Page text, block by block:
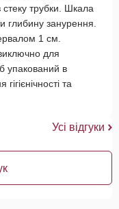
стеку трубки. Шкала
глибину занурення.
1 см.
для
упакований в
та
Усі відгуки